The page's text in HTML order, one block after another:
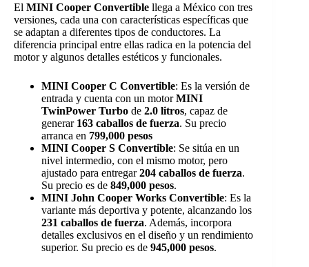
El MINI Cooper Convertible llega a México con tres
versiones, cada una con características específicas que
se adaptan a diferentes tipos de conductores. La
diferencia principal entre ellas radica en la potencia del
motor y algunos detalles estéticos y funcionales.
MINI Cooper C Convertible: Es la versión de
entrada y cuenta con un motorMINI
TwinPower Turbo de 2.0 litros, capaz de
generar 163 caballos de fuerza. Su precio
arranca en 799,000 pesos
MINI Cooper S Convertible: Se sitúa en un
nivel intermedio, con el mismo motor, pero
ajustado para entregar204 caballos de fuerza.
Su precio es de 849,000 pesos.
MINI John Cooper Works Convertible: Es la
variante más deportiva y potente, alcanzando los
231 caballos de fuerza. Además, incorpora
detalles exclusivos en el diseño y un rendimiento
superior. Su precio es de 945,000 pesos.